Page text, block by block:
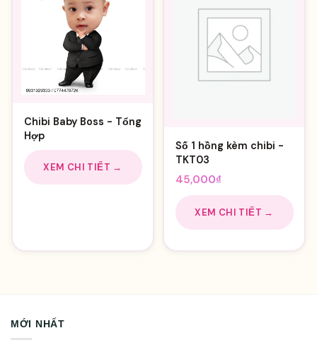
Chibi Baby Boss - Tổng
Hợp
XEM CHI TIẾT →
Số 1 hồng kèm chibi -
TKT03
45,000₫
XEM CHI TIẾT →
MỚI NHẤT